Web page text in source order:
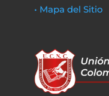
• Mapa del Sitio